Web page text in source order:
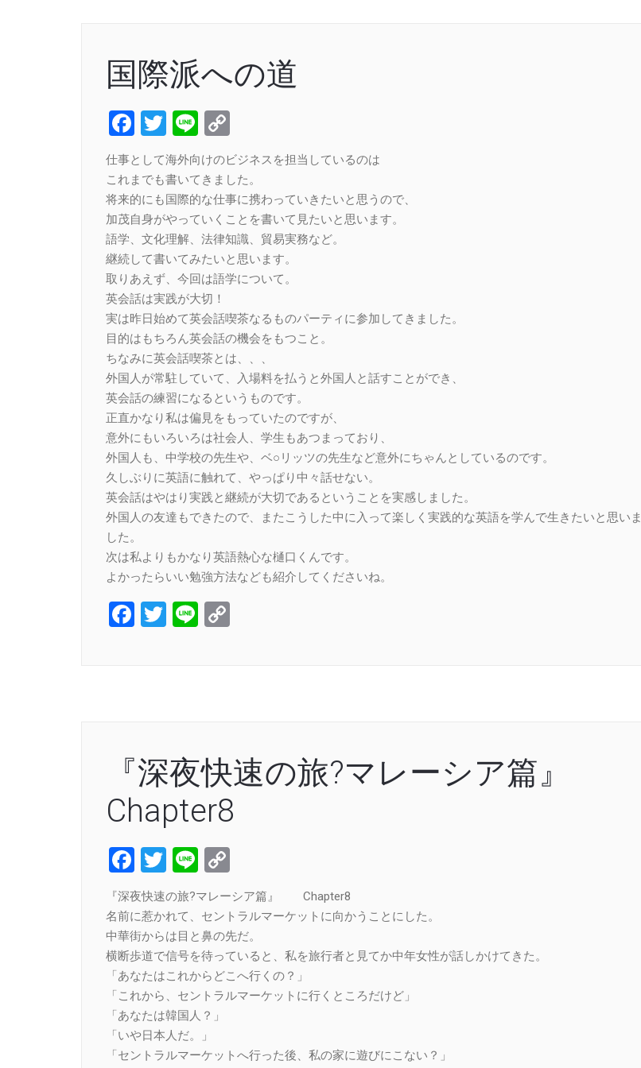
国際派への道
Facebook
Twitter
Line
Link
仕事として海外向けのビジネスを担当しているのは
これまでも書いてきました。
将来的にも国際的な仕事に携わっていきたいと思うので、
加茂自身がやっていくことを書いて見たいと思います。
語学、文化理解、法律知識、貿易実務など。
継続して書いてみたいと思います。
取りあえず、今回は語学について。
英会話は実践が大切！
実は昨日始めて英会話喫茶なるものパーティに参加してきました。
目的はもちろん英会話の機会をもつこと。
ちなみに英会話喫茶とは、、、
外国人が常駐していて、入場料を払うと外国人と話すことができ、
英会話の練習になるというものです。
正直かなり私は偏見をもっていたのですが、
意外にもいろいろは社会人、学生もあつまっており、
外国人も、中学校の先生や、ベ○リッツの先生など意外にちゃんとしているのです。
久しぶりに英語に触れて、やっぱり中々話せない。
英会話はやはり実践と継続が大切であるということを実感しました。
外国人の友達もできたので、またこうした中に入って楽しく実践的な英語を学んで生きたいと思いま
した。
次は私よりもかなり英語熱心な樋口くんです。
よかったらいい勉強方法なども紹介してくださいね。
Facebook
Twitter
Line
『深夜快速の旅?マレーシア篇』
Chapter8
Facebook
Twitter
Line
Link
『深夜快速の旅?マレーシア篇』 Chapter8
名前に惹かれて、セントラルマーケットに向かうことにした。
中華街からは目と鼻の先だ。
横断歩道で信号を待っていると、私を旅行者と見てか中年女性が話しかけてきた。
「あなたはこれからどこへ行くの？」
「これから、セントラルマーケットに行くところだけど」
「あなたは韓国人？」
「いや日本人だ。」
「セントラルマーケットへ行った後、私の家に遊びにこない？」